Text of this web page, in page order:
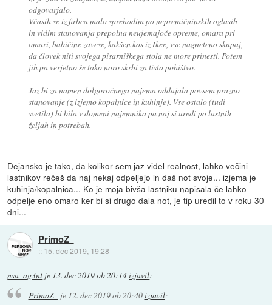
odgovarjalo.
Včasih se iz firbca malo sprehodim po nepremičninskih oglasih
in vidim stanovanja prepolna neujemajoče opreme, omara pri
omari, babičine zavese, kakšen kos iz Ikee, vse nagneteno skupaj,
da človek niti svojega pisarniškega stola ne more prinesti. Potem
jih pa verjetno še tako noro skrbi za tisto pohištvo.
Jaz bi za namen dolgoročnega najema oddajala povsem prazno
stanovanje (z izjemo kopalnice in kuhinje). Vse ostalo (tudi
svetila) bi bila v domeni najemnika pa naj si uredi po lastnih
željah in potrebah.
Dejansko je tako, da kolikor sem jaz videl realnost, lahko večini
lastnikov rečeš da naj nekaj odpeljejo in daš not svoje... izjema je
kuhinja/kopalnica... Ko je moja bivša lastniku napisala če lahko
odpelje eno omaro ker bi si drugo dala not, je tip uredil to v roku 30
dni...
PrimoZ_
:: 15. dec 2019, 19:28
nsa_ag3nt je 13. dec 2019 ob 20:14izjavil:
PrimoZ_ je 12. dec 2019 ob 20:40izjavil: